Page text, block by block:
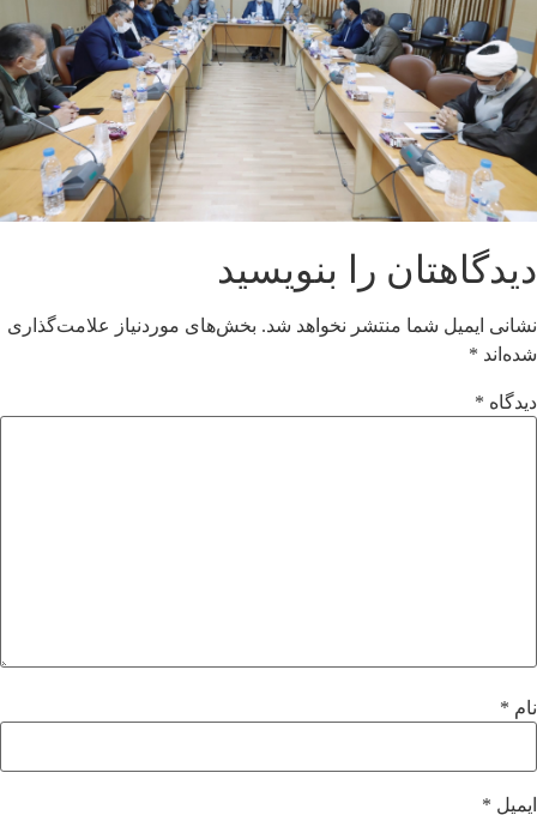
دیدگاهتان را بنویسید
نشانی ایمیل شما منتشر نخواهد شد. بخش‌های موردنیاز علامت‌گذاری
شده‌اند *
دیدگاه *
نام *
ایمیل *